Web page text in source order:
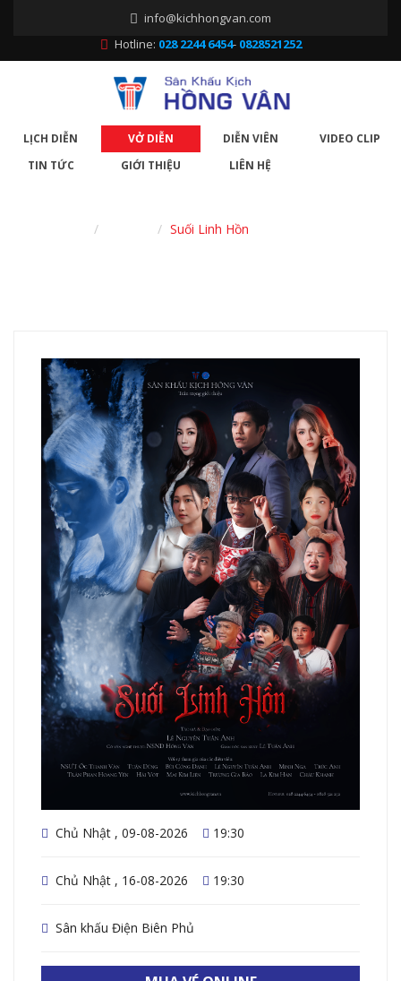
info@kichhongvan.com
Hotline: 028 2244 6454- 0828521252
LỊCH DIỄN VỞ DIỄN DIỄN VIÊN
VIDEO CLIP
TIN TỨC
GIỚI THIỆU LIÊN HỆ
Suối Linh Hồn
Chủ Nhật , 09-08-2026 19:30
Chủ Nhật , 16-08-2026 19:30
Sân khấu Điện Biên Phủ